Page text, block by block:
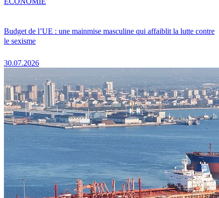
Budget de l’UE : une mainmise masculine qui affaiblit la lutte contre
le sexisme
30.07.2026